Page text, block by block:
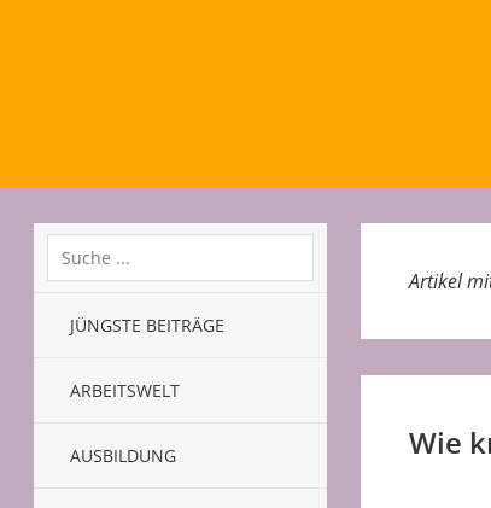
JÜNGSTE BEITRÄGE
ARBEITSWELT
AUSBILDUNG
Artikel
Wie